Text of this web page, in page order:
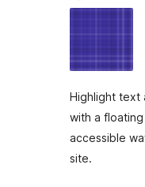
Highlight text
with a floating
accessible
site.